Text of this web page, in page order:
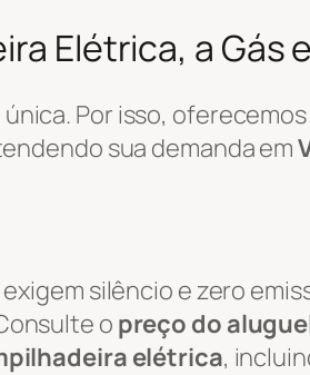
Elétrica, a Gás
Por isso,
sua demanda em
silêncio e zero
opreço do
elétrica,